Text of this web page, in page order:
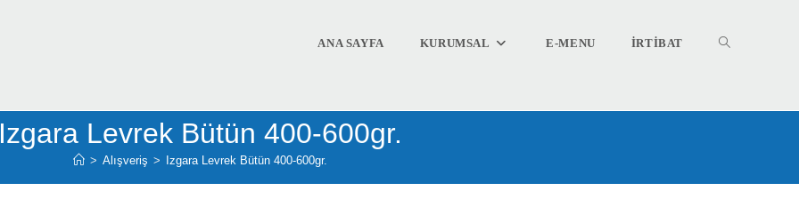
ANA SAYFA KURUMSAL E-MENU İRTİBAT TOGGLE
Levrek Bütün 400-600gr.
> Alışveriş > Izgara Levrek Bütün 400-600gr.